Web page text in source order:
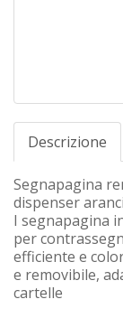
Descrizione
Segnapagina
dispenser
I segnapagina
per
efficiente e
e removibile,
cartelle